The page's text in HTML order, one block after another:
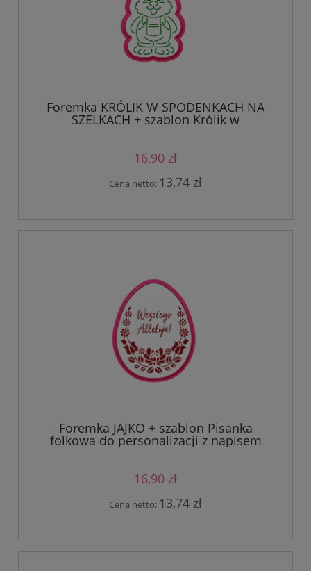
Foremka KRÓLIK W SPODENKACH NA
SZELKACH + szablon Królik w
16,90 zł
Cena netto: 13,74 zł
Foremka JAJKO + szablon Pisanka
folkowa do personalizacji z napisem
16,90 zł
Cena netto: 13,74 zł